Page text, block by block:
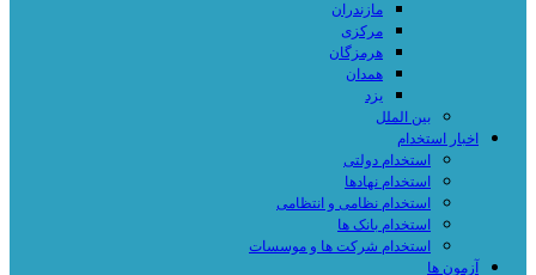
مازندران
مرکزی
هرمزگان
همدان
یزد
بین الملل
اخبار استخدام
استخدام دولتی
استخدام نهادها
استخدام نظامی و انتظامی
استخدام بانک ها
استخدام شرکت ها و موسسات
آزمون ها